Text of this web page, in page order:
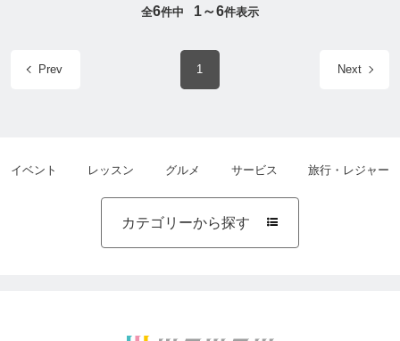
全6件中 1～6件表示
Prev 1 Next
イベント レッスン グルメ サービス 旅行・レジャー
カテゴリーから探す 